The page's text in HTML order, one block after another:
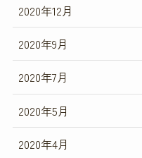
2020年12月
2020年9月
2020年7月
2020年5月
2020年4月